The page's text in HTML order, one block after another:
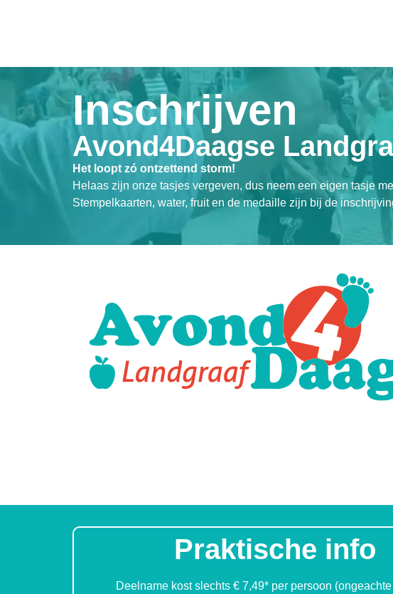
Inschrijven
Avond4Daagse
Het loopt zó ontzettend storm!
Helaas zijn onze tasjes vergeven, dus neem een eigen tasje
Stempelkaarten, water, fruit en de medaille zijn bij de
Praktische info
Deelname kost slechts € 7,49* per persoon